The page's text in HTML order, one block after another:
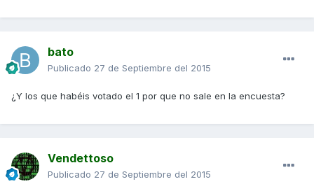
bato
Publicado 27 de Septiembre del 2015
¿Y los que habéis votado el 1 por que no sale en la encuesta?
Vendettoso
Publicado 27 de Septiembre del 2015